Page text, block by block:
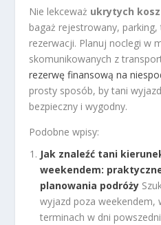
Nie lekceważ ukrytych
bagaż rejestrowany,
rezerwacji. Planuj noclegi w
skomunikowanych z
rezerwę finansową na
prosty sposób, by tani
bezpieczny i wygodny.
Podobne wpisy:
Jak znaleźć tani
weekendem:
planowania podróży
wyjazd poza weekendem,
terminach w dni